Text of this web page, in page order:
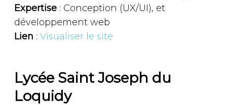
Expertise : Conception (UX/UI), et
développement web
Lien :Visualiser le site
Lycée Saint Joseph du
Loquidy